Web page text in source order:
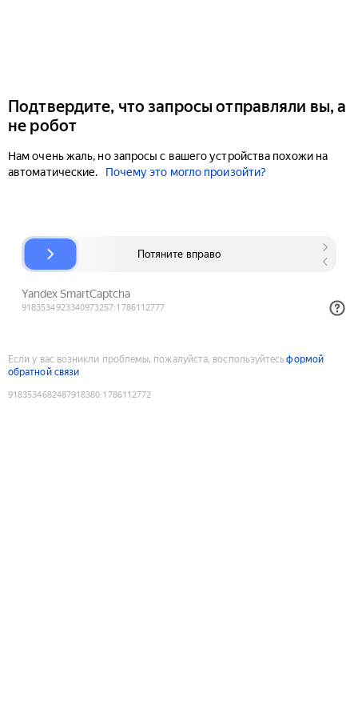
Подтвердите, что запросы отправляли вы, а
не робот
Нам очень жаль, но запросы с вашего устройства похожи на
автоматические.
Почему это могло произойти?
Если у вас возникли проблемы, пожалуйста, воспользуйтесьформой
обратной связи
9183534682487918380:1786112772